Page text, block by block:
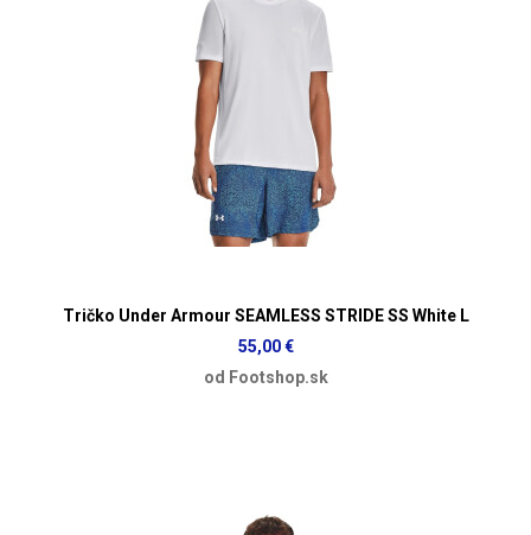
Tričko Under Armour SEAMLESS STRIDE SS White L
55,00 €
od Footshop.sk